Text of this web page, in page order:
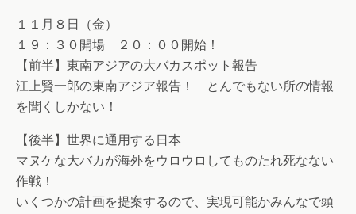
１１月８日（金）
１９：３０開場 ２０：００開始！
【前半】東南アジアの大バカスポット報告
江上賢一郎の東南アジア報告！ とんでもない所の情報
を聞くしかない！
【後半】世界に通用する日本
マヌケな大バカが海外をウロウロしてものたれ死なない
作戦！
いくつかの計画を提案するので、実現可能かみんなで頭